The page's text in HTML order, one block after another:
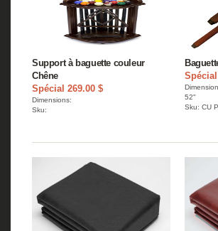
Support à baguette couleur
Chêne
Spécial 269.00 $
Dimensions:
Sku:
52"
Sku: CU